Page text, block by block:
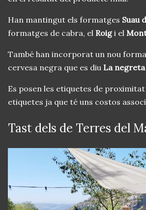
Han mantingut els formatges Suau
formatges de cabra, el Roigi el
També han incorporat un nou
cervesa negra que es diu La
Es posen les etiquetes de
etiquetes ja que té uns costos
Tast dels de Terres del